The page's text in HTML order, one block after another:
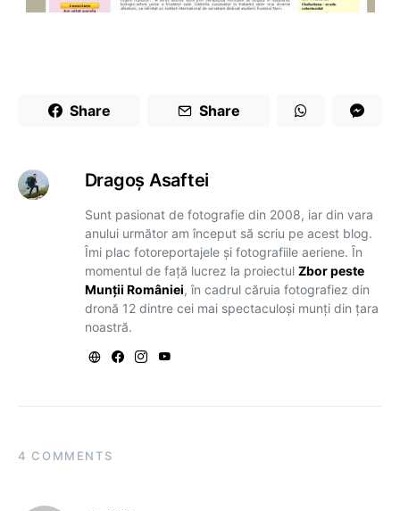
Share Share
Dragoş Asaftei
Sunt pasionat de fotografie din 2008, iar din vara
anului următor am început să scriu pe acest blog.
Îmi plac fotoreportajele și fotografiile aeriene. În
momentul de față lucrez la proiectul Zbor peste
Munții României, în cadrul căruia fotografiez din
dronă 12 dintre cei mai spectaculoși munți din țara
noastră.
4 COMMENTS